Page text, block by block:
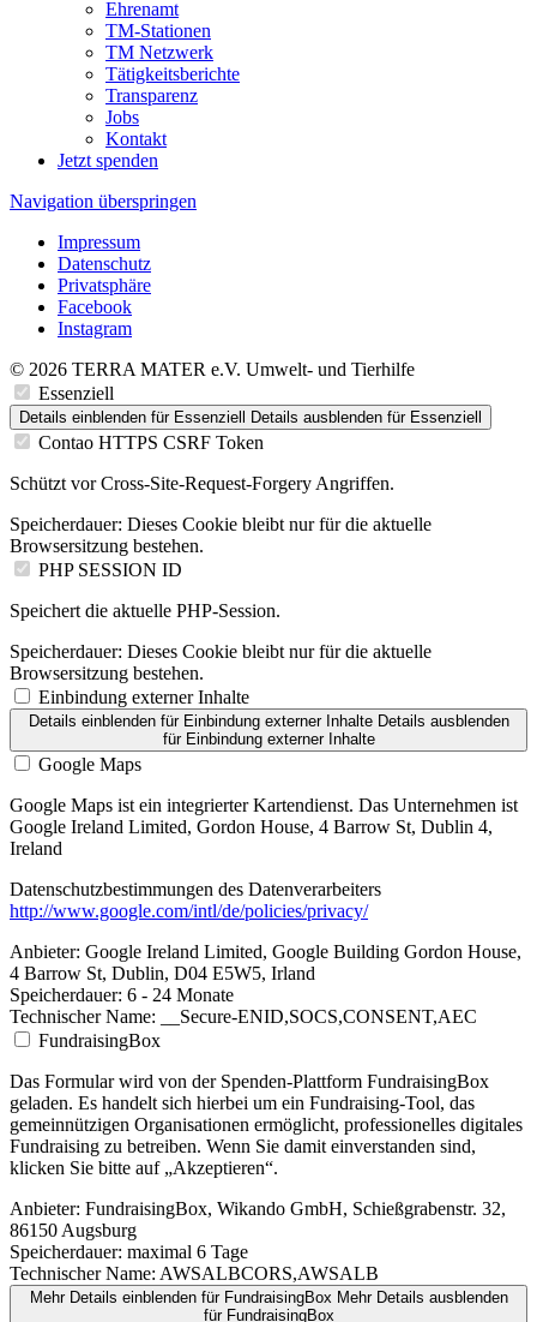
Ehrenamt
TM-Stationen
TM Netzwerk
Tätigkeitsberichte
Transparenz
Jobs
Kontakt
Jetzt spenden
Navigation überspringen
Impressum
Datenschutz
Privatsphäre
Facebook
Instagram
© 2026 TERRA MATER e.V. Umwelt- und Tierhilfe
Essenziell
Details einblenden für Essenziell Details ausblenden für Essenziell
Contao HTTPS CSRF Token
Schützt vor Cross-Site-Request-Forgery Angriffen.
Speicherdauer: Dieses Cookie bleibt nur für die aktuelle
Browsersitzung bestehen.
PHP SESSION ID
Speichert die aktuelle PHP-Session.
Speicherdauer: Dieses Cookie bleibt nur für die aktuelle
Browsersitzung bestehen.
Einbindung externer Inhalte
Details einblendenfür Einbindung externer Inhalte Details ausblenden
für Einbindung externer Inhalte
Google Maps
Google Maps ist ein integrierter Kartendienst. Das Unternehmen ist
Google Ireland Limited, Gordon House, 4 Barrow St, Dublin 4,
Ireland
Datenschutzbestimmungen des Datenverarbeiters
http://www.google.com/intl/de/policies/privacy/
Anbieter: Google Ireland Limited, Google Building Gordon House,
4 Barrow St, Dublin, D04 E5W5, Irland
Speicherdauer: 6 - 24 Monate
Technischer Name: __Secure-ENID,SOCS,CONSENT,AEC
FundraisingBox
Das Formular wird von der Spenden-Plattform FundraisingBox
geladen. Es handelt sich hierbei um ein Fundraising-Tool, das
gemeinnützigen Organisationen ermöglicht, professionelles digitales
Fundraising zu betreiben. Wenn Sie damit einverstanden sind,
klicken Sie bitte auf „Akzeptieren“.
Anbieter: FundraisingBox, Wikando GmbH, Schießgrabenstr. 32,
86150 Augsburg
Speicherdauer: maximal 6 Tage
Technischer Name: AWSALBCORS,AWSALB
Mehr Details einblendenfür FundraisingBox Mehr Details ausblenden
für FundraisingBox